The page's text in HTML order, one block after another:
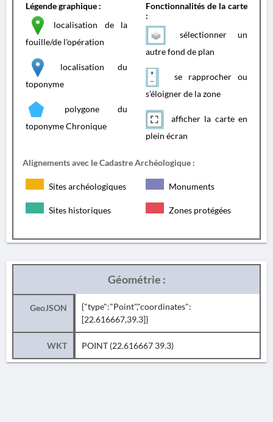
Légende graphique :
localisation de la
fouille/de l'opération
localisation du
toponyme
polygone du
toponyme Chronique
Fonctionnalités de la carte
:
sélectionner un
autre fond de plan
se rapprocher ou
s'éloigner de la zone
afficher la carte en
plein écran
Alignements avec le Cadastre Archéologique :
Sites archéologiques Monuments
Sites historiques Zones protégées
Géométrie :
GeoJSON
{"type":"Point","coordinates":
[22.616667,39.3]}
WKT POINT (22.616667 39.3)